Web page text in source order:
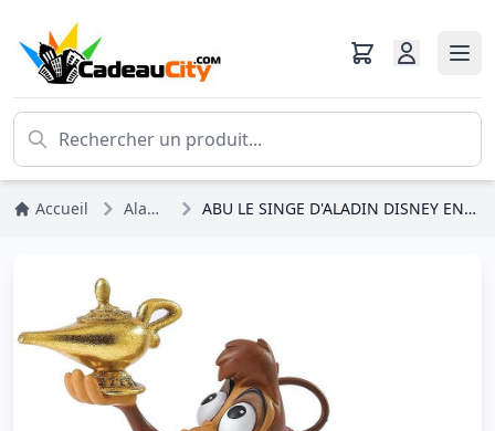
Accueil Aladdin ABU LE SINGE D'ALADIN DISNEY ENCHANTING